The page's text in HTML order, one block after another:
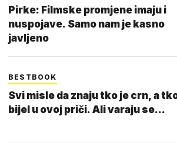
Pirke: Filmske promjene imaju i
nuspojave. Samo nam je kasno
javljeno
BESTBOOK
Svi misle da znaju tko je crn, a
bijel u ovoj priči. Ali varaju se...